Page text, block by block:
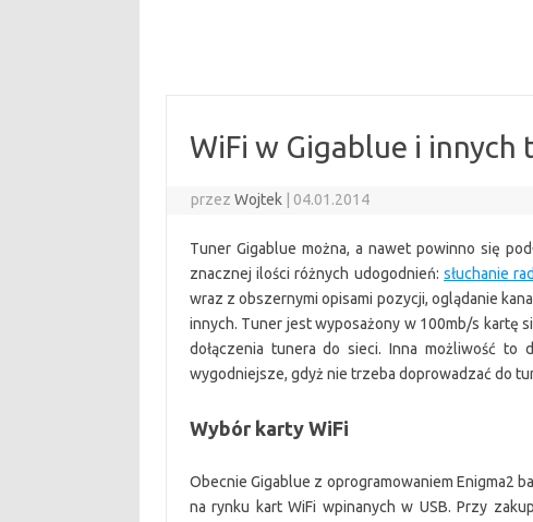
WiFi w Gigablue i innych
przezWojtek 04.01.2014
Tuner Gigablue można, a nawet powinno się
znacznej ilości różnych udogodnień:słuchanie
wraz z obszernymi opisami pozycji, oglądanie
innych. Tuner jest wyposażony w 100mb/s kartę
dołączenia tunera do sieci. Inna możliwość to
wygodniejsze, gdyż nie trzeba doprowadzać do
Wybór karty WiFi
Obecnie Gigablue z oprogramowaniem Enigma2
na rynku kart WiFi wpinanych w USB. Przy